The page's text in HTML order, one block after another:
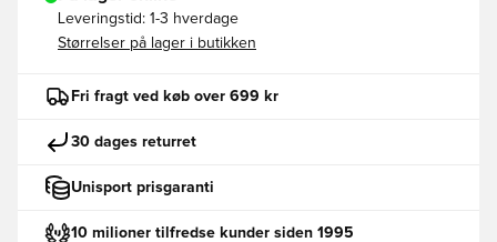
Leveringstid: 1-3 hverdage
Størrelser på lager i butikken
Fri fragt ved køb over 699 kr
30 dages returret
Unisport prisgaranti
10 milioner tilfredse kunder siden 1995